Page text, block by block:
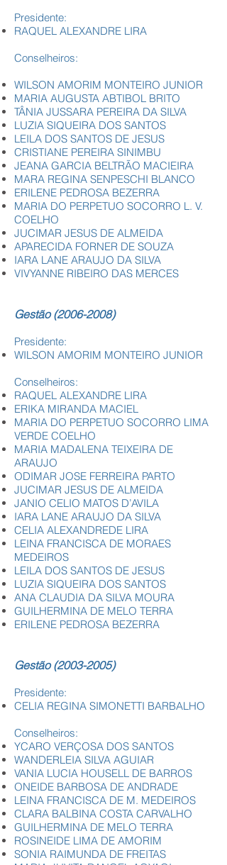
Presidente:
RAQUEL ALEXANDRE LIRA
Conselheiros:
WILSON AMORIM MONTEIRO JUNIOR
MARIA AUGUSTA ABTIBOL BRITO
TÂNIA JUSSARA PEREIRA DA SILVA
LUZIA SIQUEIRA DOS SANTOS
LEILA DOS SANTOS DE JESUS
CRISTIANE PEREIRA SINIMBU
JEANA GARCIA BELTRÃO MACIEIRA
MARA REGINA SENPESCHI BLANCO
ERILENE PEDROSA BEZERRA
MARIA DO PERPETUO SOCORRO L. V.
COELHO
JUCIMAR JESUS DE ALMEIDA
APARECIDA FORNER DE SOUZA
IARA LANE ARAUJO DA SILVA
VIVYANNE RIBEIRO DAS MERCES
Gestão(2006-2008)
Presidente:
WILSON AMORIM MONTEIRO JUNIOR
Conselheiros:
RAQUEL ALEXANDRE LIRA
ERIKA MIRANDA MACIEL
MARIA DO PERPETUO SOCORRO LIMA
VERDE COELHO
MARIA MADALENA TEIXEIRA DE
ARAUJO
ODIMAR JOSE FERREIRA PARTO
JUCIMAR JESUS DE ALMEIDA
JANIO CELIO MATOS D’AVILA
IARA LANE ARAUJO DA SILVA
CELIA ALEXANDREDE LIRA
LEINA FRANCISCA DE MORAES
MEDEIROS
LEILA DOS SANTOS DE JESUS
LUZIA SIQUEIRA DOS SANTOS
ANA CLAUDIA DA SILVA MOURA
GUILHERMINA DE MELO TERRA
ERILENE PEDROSA BEZERRA
​​Gestão(2003-2005)
Presidente:
CELIA REGINA SIMONETTI BARBALHO
Conselheiros:
YCARO VERÇOSA DOS SANTOS
WANDERLEIA SILVA AGUIAR
VANIA LUCIA HOUSELL DE BARROS
ONEIDE BARBOSA DE ANDRADE
LEINA FRANCISCA DE M. MEDEIROS
CLARA BALBINA COSTA CARVALHO
GUILHERMINA DE MELO TERRA
ROSINEIDE LIMA DE AMORIM
SONIA RAIMUNDA DE FREITAS